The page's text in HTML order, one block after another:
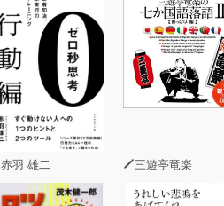
赤羽 雄二 三遊亭竜楽